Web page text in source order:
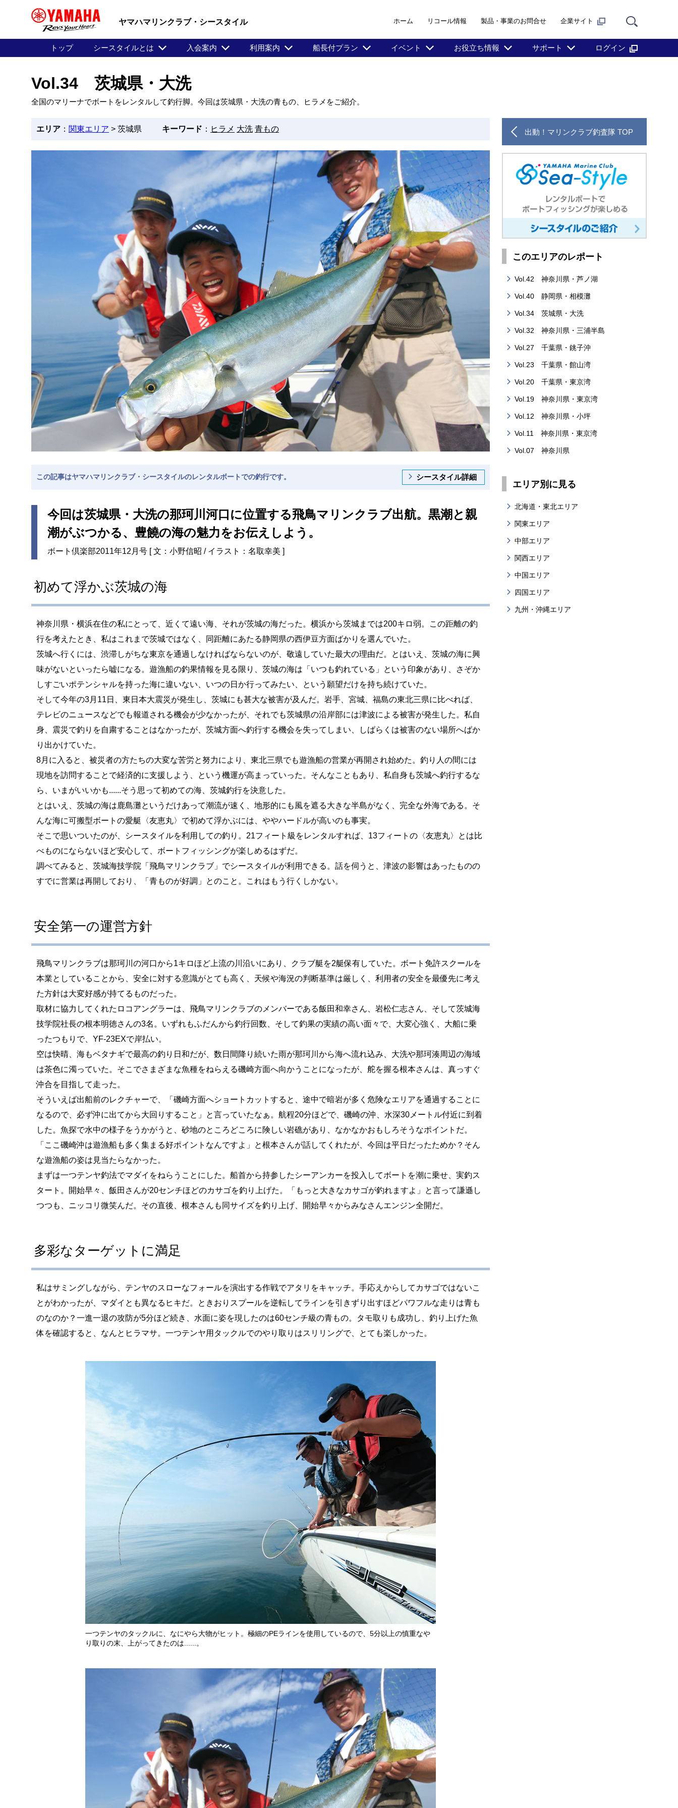
ヤマハマリンクラブ・シースタイル ホーム リコール情報 製品・事業のお問合せ 企業サイト
トップ シースタイルとは 入会案内 利用案内 船長付プラン イベント お役立ち情報 サポート ログイン
Vol.34 茨城県・大洗
全国のマリーナでボートをレンタルして釣行脚。今回は茨城県・大洗の青もの、ヒラメをご紹介。
エリア ： 関東エリア > 茨城県 キーワード ： ヒラメ 大洗 青もの
この記事はヤマハマリンクラブ・シースタイルのレンタルボートでの釣行です。 シースタイル詳細
今回は茨城県・大洗の那珂川河口に位置する飛鳥マリンクラブ出航。黒潮と親
潮がぶつかる、豊饒の海の魅力をお伝えしよう。
ボート倶楽部2011年12月号 [ 文：小野信昭 / イラスト：名取幸美 ]
初めて浮かぶ茨城の海
神奈川県・横浜在住の私にとって、近くて遠い海、それが茨城の海だった。横浜から茨城までは200キロ弱。この距離の釣
行を考えたとき、私はこれまで茨城ではなく、同距離にあたる静岡県の西伊豆方面ばかりを選んでいた。
茨城へ行くには、渋滞しがちな東京を通過しなければならないのが、敬遠していた最大の理由だ。とはいえ、茨城の海に興
味がないといったら嘘になる。遊漁船の釣果情報を見る限り、茨城の海は「いつも釣れている」という印象があり、さぞか
しすごいポテンシャルを持った海に違いない、いつの日か行ってみたい、という願望だけを持ち続けていた。
そして今年の3月11日、東日本大震災が発生し、茨城にも甚大な被害が及んだ。岩手、宮城、福島の東北三県に比べれば、
テレビのニュースなどでも報道される機会が少なかったが、それでも茨城県の沿岸部には津波による被害が発生した。私自
身、震災で釣りを自粛することはなかったが、茨城方面へ釣行する機会を失ってしまい、しばらくは被害のない場所へばか
り出かけていた。
8月に入ると、被災者の方たちの大変な苦労と努力により、東北三県でも遊漁船の営業が再開され始めた。釣り人の間には
現地を訪問することで経済的に支援しよう、という機運が高まっていった。そんなこともあり、私自身も茨城へ釣行するな
ら、いまがいいかも......そう思って初めての海、茨城釣行を決意した。
とはいえ、茨城の海は鹿島灘というだけあって潮流が速く、地形的にも風を遮る大きな半島がなく、完全な外海である。そ
んな海に可搬型ボートの愛艇〈友恵丸〉で初めて浮かぶには、ややハードルが高いのも事実。
そこで思いついたのが、シースタイルを利用しての釣り。21フィート級をレンタルすれば、13フィートの〈友恵丸〉とは比
べものにならないほど安心して、ボートフィッシングが楽しめるはずだ。
調べてみると、茨城海技学院「飛鳥マリンクラブ」でシースタイルが利用できる。話を伺うと、津波の影響はあったものの
すでに営業は再開しており、「青ものが好調」とのこと。これはもう行くしかない。
安全第一の運営方針
飛鳥マリンクラブは那珂川の河口から1キロほど上流の川沿いにあり、クラブ艇を2艇保有していた。ボート免許スクールを
本業としていることから、安全に対する意識がとても高く、天候や海況の判断基準は厳しく、利用者の安全を最優先に考え
た方針は大変好感が持てるものだった。
取材に協力してくれたロコアングラーは、飛鳥マリンクラブのメンバーである飯田和幸さん、岩松仁志さん、そして茨城海
技学院社長の根本明徳さんの3名。いずれもふだんから釣行回数、そして釣果の実績の高い面々で、大変心強く、大船に乗
ったつもりで、YF-23EXで岸払い。
空は快晴、海もベタナギで最高の釣り日和だが、数日間降り続いた雨が那珂川から海へ流れ込み、大洗や那珂湊周辺の海域
は茶色に濁っていた。そこでさまざまな魚種をねらえる磯崎方面へ向かうことになったが、舵を握る根本さんは、真っすぐ
沖合を目指して走った。
そういえば出船前のレクチャーで、「磯崎方面へショートカットすると、途中で暗岩が多く危険なエリアを通過することに
なるので、必ず沖に出てから大回りすること」と言っていたなぁ。航程20分ほどで、磯崎の沖、水深30メートル付近に到着
した。魚探で水中の様子をうかがうと、砂地のところどころに険しい岩礁があり、なかなかおもしろそうなポイントだ。
「ここ磯崎沖は遊漁船も多く集まる好ポイントなんですよ」と根本さんが話してくれたが、今回は平日だったためか？そん
な遊漁船の姿は見当たらなかった。
まずは一つテンヤ釣法でマダイをねらうことにした。船首から持参したシーアンカーを投入してボートを潮に乗せ、実釣ス
タート。開始早々、飯田さんが20センチほどのカサゴを釣り上げた。「もっと大きなカサゴが釣れますよ」と言って謙遜し
つつも、ニッコリ微笑んだ。その直後、根本さんも同サイズを釣り上げ、開始早々からみなさんエンジン全開だ。
多彩なターゲットに満足
私はサミングしながら、テンヤのスローなフォールを演出する作戦でアタリをキャッチ。手応えからしてカサゴではないこ
とがわかったが、マダイとも異なるヒキだ。ときおりスプールを逆転してラインを引きずり出すほどパワフルな走りは青も
のなのか？一進一退の攻防が5分ほど続き、水面に姿を現したのは60センチ級の青もの。タモ取りも成功し、釣り上げた魚
体を確認すると、なんとヒラマサ。一つテンヤ用タックルでのやり取りはスリリングで、とても楽しかった。
一つテンヤのタックルに、なにやら大物がヒット。極細のPEラインを使用しているので、5分以上の慎重なや
り取りの末、上がってきたのは......。
出動！マリンクラブ釣査隊 TOP
このエリアのレポート
Vol.42 神奈川県・芦ノ湖
Vol.40 静岡県・相模灘
Vol.34 茨城県・大洗
Vol.32 神奈川県・三浦半島
Vol.27 千葉県・銚子沖
Vol.23 千葉県・館山湾
Vol.20 千葉県・東京湾
Vol.19 神奈川県・東京湾
Vol.12 神奈川県・小坪
Vol.11 神奈川県・東京湾
Vol.07 神奈川県
エリア別に見る
北海道・東北エリア
関東エリア
中部エリア
関西エリア
中国エリア
四国エリア
九州・沖縄エリア